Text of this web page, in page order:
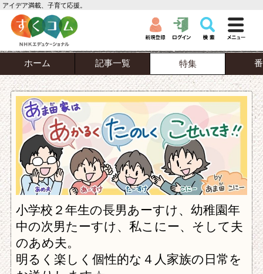
アイデア満載、子育て応援。
ホーム 記事一覧 特集
小学校２年生の長男あーすけ、幼稚園年
中の次男たーすけ、私こにー、そして夫
のあめ夫。
明るく楽しく個性的な４人家族の日常を